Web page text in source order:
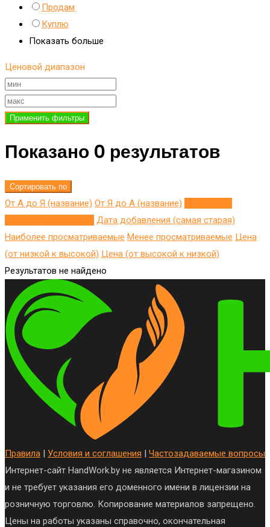
Продам
Куплю
Показать больше
Ценовой диапазон
Применить фильтры
Показано 0 результатов
Сортировать по
От А до Я (название) От Я до A (название)
Дата добавления (самая старая)
Наиболее просматриваемые Менее просматриваемые Цена
(от низкой к высокой) Цена (от высокой к низкой)
Результатов не найдено
Правила | Условия и соглашения | Частозадаваемые вопросы
Интернет-сайт HandWork.by не является Интернет-магазином
и не требует указания его доменного имени в лицензии на
розничную торговлю. Копирование материалов запрещено.
Цены на работы указаны справочно, окончательная